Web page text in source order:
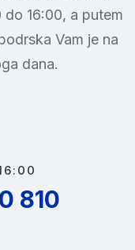
16:00, a putem
Vam je na
dana.
810